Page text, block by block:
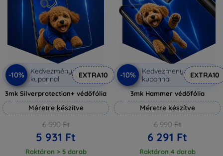
-10%
Kedvezmény
kuponnal
EXTRA10
3mk Silverprotection+ védőfólia
Méretre készítve
6 590 Ft
5 931 Ft
Raktáron > 5 darab
-10%
Kedvezmény
kuponnal
EXTRA10
3mk Hammer védőfólia
Méretre készítve
6 990 Ft
6 291 Ft
Raktáron 4 darab